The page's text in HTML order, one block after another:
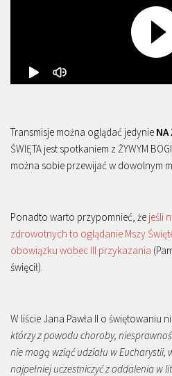
Transmisje można oglądać jedynie NA
ŚWIĘTA jest spotkaniem z ŻYWYM
można sobie przewijać w dowolnym
Ponadto warto przypomnieć, że jeśli
zdrowotnych to oglądanie Mszy
obowiązku wobec III przykazania
święcił).
W liście Jana Pawła II o świętowaniu
którzy z powodu choroby,
nie mogą wziąć udziału w Eucharystii,
najpełniej uczestniczyć z oddalenia w